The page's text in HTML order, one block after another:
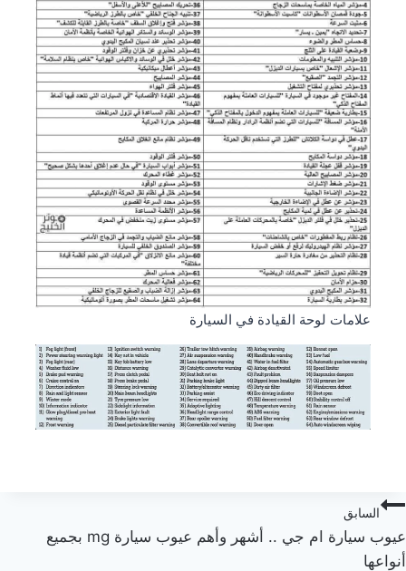
علامات لوحة القيادة في السيارة
تصفّح
المقالات
السابق
عيوب سيارة ام جي .. أشهر وأهم عيوب سيارة mg بجميع
أنواعها